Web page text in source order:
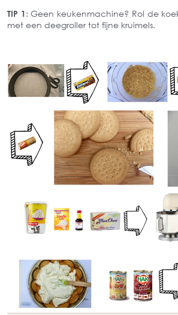
TIP 1: Geen keukenmachine? Rol de
met een deegroller tot fijne kruimels.